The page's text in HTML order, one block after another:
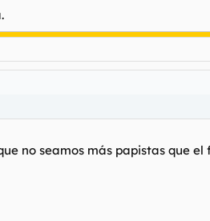
no seamos más papistas que el